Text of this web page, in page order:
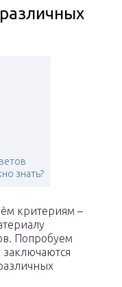
знать?
критериям –
Попробуем
заключаются